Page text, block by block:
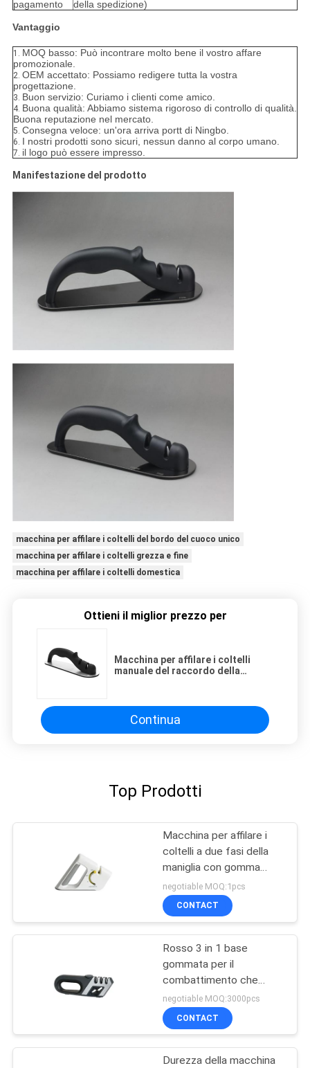
pagamento della spedizione)
Vantaggio
1. MOQ basso: Può incontrare molto bene il vostro affare
promozionale.
2. OEM accettato: Possiamo redigere tutta la vostra
progettazione.
3. Buon servizio: Curiamo i clienti come amico.
4. Buona qualità: Abbiamo sistema rigoroso di controllo di qualità.
Buona reputazione nel mercato.
5. Consegna veloce: un'ora arriva portt di Ningbo.
6. I nostri prodotti sono sicuri, nessun danno al corpo umano.
7. il logo può essere impresso.
Manifestazione del prodotto
macchina per affilare i coltelli del bordo del cuoco unico
macchina per affilare i coltelli grezza e fine
macchina per affilare i coltelli domestica
Ottieni il miglior prezzo per
Macchina per affilare i coltelli
manuale del raccordo della
60mm di colore
Continua
Top Prodotti
Macchina per affilare i
coltelli a due fasi della
maniglia con gomma
antisdrucciolevole per il
coltello di tasca
negotiable MOQ:1pcs
CONTACT
Rosso 3 in 1 base
gommata per il
combattimento che
scolpisce, raccordo della
macchina per affilare i
coltelli della maniglia
negotiable MOQ:3000pcs
CONTACT
Durezza della macchina